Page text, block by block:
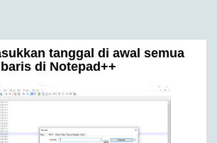
tanggal di awal semua
baris di Notepad++